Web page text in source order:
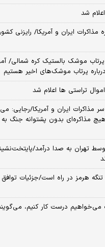
شد
مذاکرات ایران و آمریکا/ رایزنی
موشک بالستیک کره شمالی/
پرتاب موشک‌های اخیر هستیم
تراستی ها اعلام شد
مذاکرات ایران و آمریکا/رجایی:
مذاکره‌ای بدون پشتوانه جنگ به
تهران به صدا درآمد/
سال است می‌خواهیم درست کار کنیم،